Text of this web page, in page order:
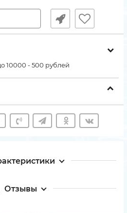
10000 - 500 рублей
Отзывы